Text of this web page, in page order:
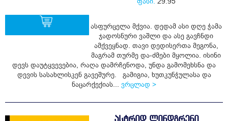
ასფურცელა მქვია. დედამ ასი დღე ჭამა
ჯადოსნური ვაშლი და ასე გავჩნდი
ამქვეყნად. თავი დედისერთა მეგონა,
მაგრამ თურმე და-ძმები მყოლია. ისინი
დევს დაუტყვევებია, რაღა დამრჩენოდა, უნდა გამომეხსნა და
დევის სასახლისკენ გავეშურე. გამიგია, ხუთკუნჭულასა და
ნაცარქექიას... ვრცლად >
ᲐᲡᲢᲠᲘᲓ ᲚᲘᲜᲓᲒᲠᲔᲜᲘ